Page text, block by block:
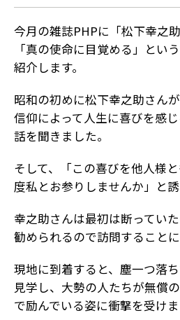
今月の雑誌PHPに「松下幸之
「真の使命に目覚める」とい
紹介します。
昭和の初めに松下幸之助さん
信仰によって人生に喜びを感
話を聞きました。
そして、「この喜びを他人様
度私とお参りしませんか」と誘
幸之助さんは最初は断ってい
勧められるので訪問することに
現地に到着すると、塵一つ落
見学し、大勢の人たちが無償
で励んでいる姿に衝撃を受けま